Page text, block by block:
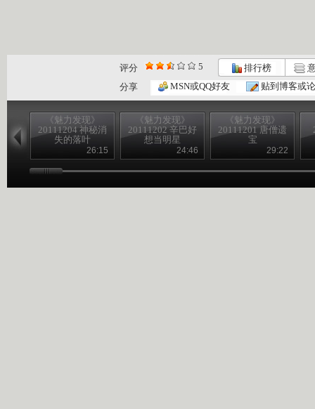
评分 5 排行榜
分享
MSN或QQ好友 贴到博客或
《魅力发现》
20111204 神秘消
失的落叶
26:15
《魅力发现》
20111202 辛巴好
想当明星
24:46
《魅力发现》
20111201 唐僧遗
宝
29:22